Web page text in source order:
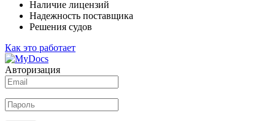
Наличие лицензий
Надежность поставщика
Решения судов
Как это работает
Авторизация